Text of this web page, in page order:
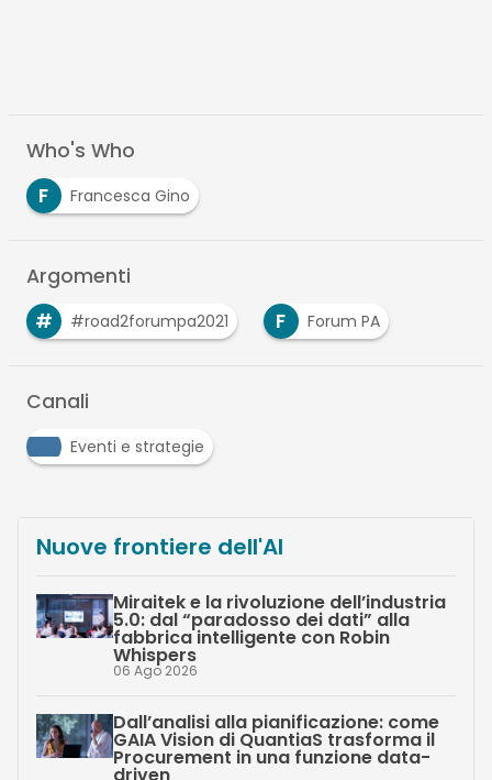
Who's Who
F
Francesca Gino
Argomenti
#
#road2forumpa2021 F Forum PA
Canali
Eventi e strategie
Nuove frontiere dell'AI
Miraitek e la rivoluzione dell’industria
5.0: dal “paradosso dei dati” alla
fabbrica intelligente con Robin
Whispers
06 Ago 2026
Dall’analisi alla pianificazione: come
GAIA Vision di QuantiaS trasforma il
Procurement in una funzione data-